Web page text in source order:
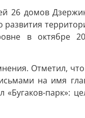
26 домов
развития
в октябре
Отметил,
на имя
«Бугаков-парк»: